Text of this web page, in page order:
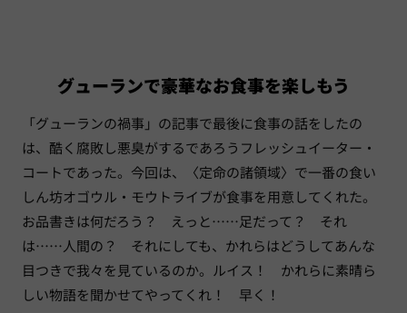
グューランで豪華なお食事を楽しもう
「グューランの禍事」の記事で最後に食事の話をしたの
は、酷く腐敗し悪臭がするであろうフレッシュイーター・
コートであった。今回は、〈定命の諸領域〉で一番の食い
しん坊オゴウル・モウトライブが食事を用意してくれた。
お品書きは何だろう？ えっと……足だって？ それ
は……人間の？ それにしても、かれらはどうしてあんな
目つきで我々を見ているのか。ルイス！ かれらに素晴ら
しい物語を聞かせてやってくれ！ 早く！